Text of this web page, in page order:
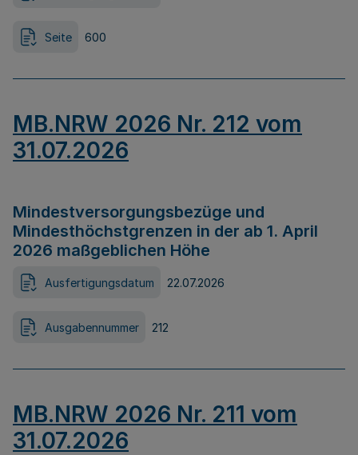
Seite 600
MB.NRW 2026 Nr. 212 vom
31.07.2026
Mindestversorgungsbezüge und
Mindesthöchstgrenzen in der ab 1. April
2026 maßgeblichen Höhe
Ausfertigungsdatum 22.07.2026
Ausgabennummer 212
MB.NRW 2026 Nr. 211 vom
31.07.2026